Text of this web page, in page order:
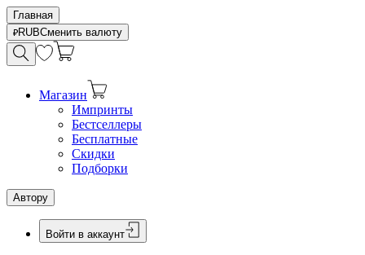
Главная
RUBСменить валюту
Магазин
Импринты
Бестселлеры
Бесплатные
Скидки
Подборки
Автору
Войти в аккаунт